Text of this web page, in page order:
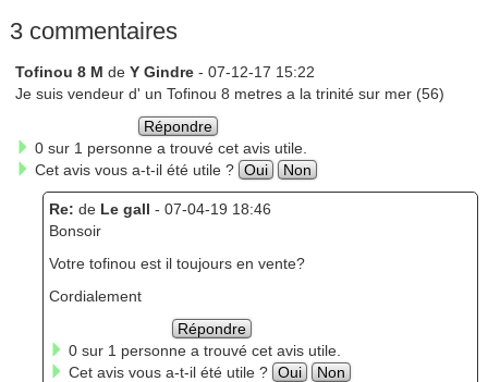
3 commentaires
Tofinou 8 M de Y Gindre- 07-12-17 15:22
Je suis vendeur d' un Tofinou 8 metres a la trinité sur mer (56)
Répondre
0 sur 1 personne a trouvé cet avis utile.
Cet avis vous a-t-il été utile ? Oui Non
Re: de Le gall - 07-04-19 18:46
Bonsoir
Votre tofinou est il toujours en vente?
Cordialement
Répondre
0 sur 1 personne a trouvé cet avis utile.
Cet avis vous a-t-il été utile ? Oui Non